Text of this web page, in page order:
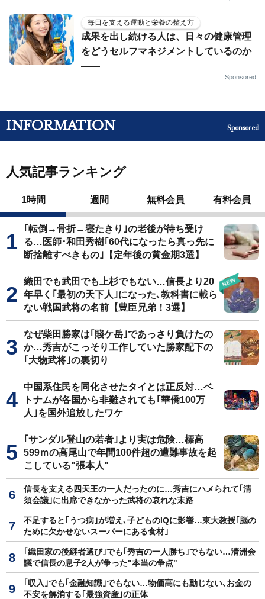
毎日を支える運動と栄養の整え方
成果を出し続ける人は、日々の健康管理
をどうセルフマネジメントしているのか
——
Sponsored
INFORMATION Sponsored
人気記事ランキング
1時間 週間 無料会員 有料会員
｢転倒→骨折→寝たきり｣の老後が待ち受け
る…医師･和田秀樹｢60代になったら真っ先に
断捨離すべきもの｣【定年後の黄金期3選】
織田でも武田でも上杉でもない…信長より20
年早く｢最初の天下人｣になった､教科書に載ら
ない戦国武将の名前【豊臣兄弟！3選】
なぜ柴田勝家は｢賤ケ岳｣であっさり負けたの
か…秀吉がこっそり工作していた勝家配下の
｢大物武将｣の裏切り
中国系住民を同化させたタイとは正反対…ベ
トナムが各国から非難されても｢華僑100万
人｣を国外追放したワケ
｢サンダル登山の若者｣より実は危険…標高
599ｍの高尾山で年間100件超の遭難事故を起
こしている"張本人"
信長を支える四天王の一人だったのに…秀吉にハメられて｢清
須会議｣に出席できなかった武将の哀れな末路
不足すると｢うつ病｣が増え､子どものIQに影響…東大教授｢脳の
ために欠かせないスーパーにある食材｣
｢織田家の後継者選び｣でも｢秀吉の一人勝ち｣でもない…清洲会
議で信長の息子2人が争った"本当の争点"
｢収入｣でも｢金融知識｣でもない…物価高にも動じない､お金の
不安を解消する｢最強資産｣の正体